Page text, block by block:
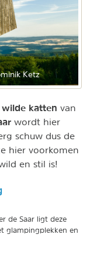
Ketz
wilde katten van
wordt hier
schuw dus de
hier voorkomen
en stil is!
de Saar ligt deze
glampingplekken en